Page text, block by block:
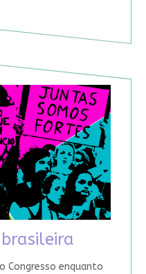
Congresso enquanto